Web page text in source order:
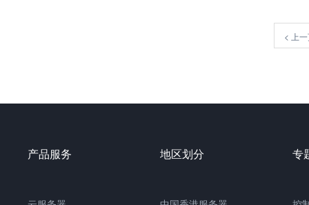
< 上
产品服务 地区划分 专